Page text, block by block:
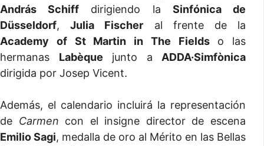
András Schiff dirigiendo la Sinfónica de
Düsseldorf,Julia Fischer al frente de la
Academy of St Martin in The Fieldso las
hermanas Labèque junto a ADDA·Simfònica
dirigida por Josep Vicent.
Además, el calendario incluirá la representación
de Carmen con el insigne director de escena
Emilio Sagi, medalla de oro al Mérito en las Bellas